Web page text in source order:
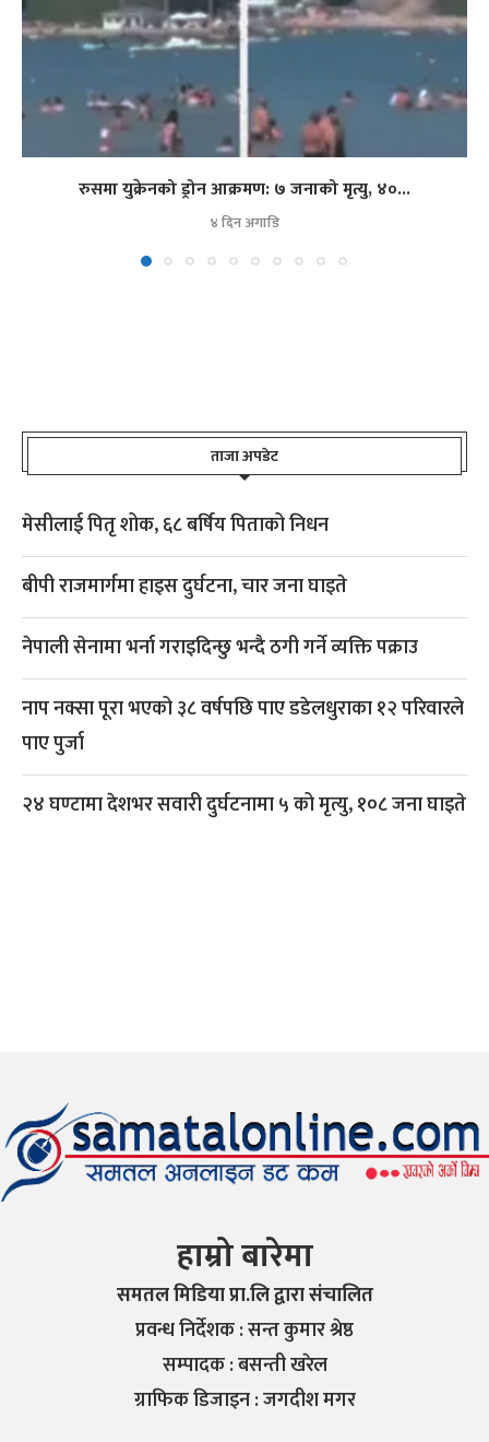
रुसमा युक्रेनको ड्रोन आक्रमण: ७ जनाको मृत्यु, ४०...
४ दिन अगाडि
ताजा अपडेट
मेसीलाई पितृ शोक, ६८ बर्षिय पिताको निधन
बीपी राजमार्गमा हाइस दुर्घटना, चार जना घाइते
नेपाली सेनामा भर्ना गराइदिन्छु भन्दै ठगी गर्ने व्यक्ति पक्राउ
नाप नक्सा पूरा भएको ३८ वर्षपछि पाए डडेलधुराका १२ परिवारले
पाए पुर्जा
२४ घण्टामा देशभर सवारी दुर्घटनामा ५ को मृत्यु, १०८ जना घाइते
हाम्रो बारेमा
समतल मिडिया प्रा.लि द्वारा संचालित
प्रवन्ध निर्देशक : सन्त कुमार श्रेष्ठ
सम्पादक : बसन्ती खरेल
ग्राफिक डिजाइन : जगदीश मगर